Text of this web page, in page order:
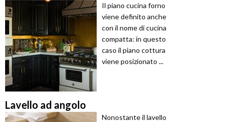
Il piano cucina forno
viene definito anche
con il nome di cucina
compatta: in questo
caso il piano cottura
viene posizionato ...
Lavello ad angolo
Nonostante il lavello